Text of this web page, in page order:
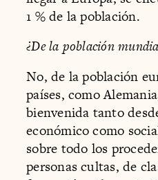
1 % de la población.
¿De la población
No, de la población
países, como
bienvenida tanto
económico como
sobre todo los
personas cultas, de